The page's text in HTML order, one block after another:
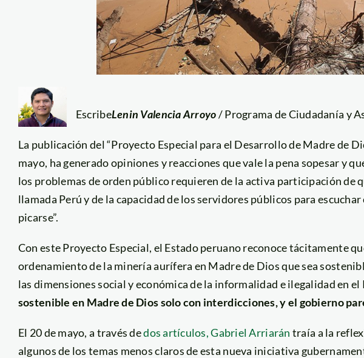
EscribeLenin Valencia Arroyo/ Programa de Ciudadanía y
La publicación del “Proyecto Especial para el Desarrollo de Madre de
mayo, ha generado opiniones y reacciones que vale la pena sopesar y
los problemas de orden público requieren de la activa participación de
llamada Perú y de la capacidad de los servidores públicos para
picarse”.
Con este Proyecto Especial, el Estado peruano reconoce tácitamente
ordenamiento de la minería aurífera en Madre de Dios que sea
las dimensiones social y económica de la informalidad e ilegalidad en el
sostenible en Madre de Dios solo con interdicciones, y el gobierno
El 20 de mayo, a través dedos artículos, Gabriel Arriarán traía a la
algunos de los temas menos claros de esta nueva iniciativa